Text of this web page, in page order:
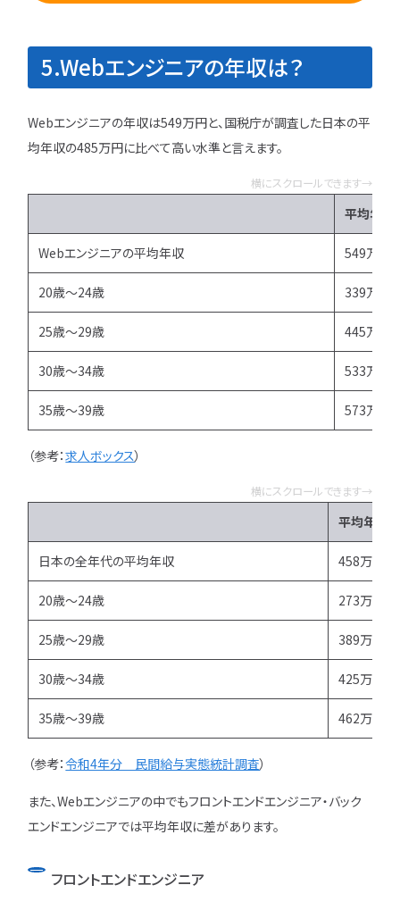
5.Webエンジニアの年収は？
Webエンジニアの年収は549万円と、国税庁が調査した日本の平
均年収の485万円に比べて高い水準と言えます。
横にスクロールできます→
平均年収
Webエンジニアの平均年収 549万円
20歳～24歳 339万円
25歳～29歳 445万円
30歳～34歳 533万円
35歳～39歳 573万円
（参考：求人ボックス）
横にスクロールできます→
平均年収
日本の全年代の平均年収 458万円
20歳～24歳 273万円
25歳～29歳 389万円
30歳～34歳 425万円
35歳～39歳 462万円
（参考：令和4年分 民間給与実態統計調査）
また、Webエンジニアの中でもフロントエンドエンジニア・バック
エンドエンジニアでは平均年収に差があります。
フロントエンドエンジニア